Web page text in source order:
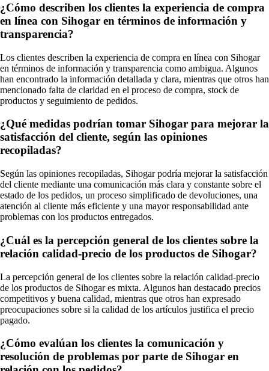
¿Cómo describen los clientes la experiencia de compra
en línea con Sihogar en términos de información y
transparencia?
Los clientes describen la experiencia de compra en línea con Sihogar
en términos de información y transparencia como ambigua. Algunos
han encontrado la información detallada y clara, mientras que otros han
mencionado falta de claridad en el proceso de compra, stock de
productos y seguimiento de pedidos.
¿Qué medidas podrían tomar Sihogar para mejorar la
satisfacción del cliente, según las opiniones
recopiladas?
Según las opiniones recopiladas, Sihogar podría mejorar la satisfacción
del cliente mediante una comunicación más clara y constante sobre el
estado de los pedidos, un proceso simplificado de devoluciones, una
atención al cliente más eficiente y una mayor responsabilidad ante
problemas con los productos entregados.
¿Cuál es la percepción general de los clientes sobre la
relación calidad-precio de los productos de Sihogar?
La percepción general de los clientes sobre la relación calidad-precio
de los productos de Sihogar es mixta. Algunos han destacado precios
competitivos y buena calidad, mientras que otros han expresado
preocupaciones sobre si la calidad de los artículos justifica el precio
pagado.
¿Cómo evalúan los clientes la comunicación y
resolución de problemas por parte de Sihogar en